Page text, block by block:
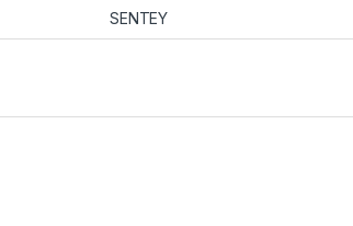
SENTEY